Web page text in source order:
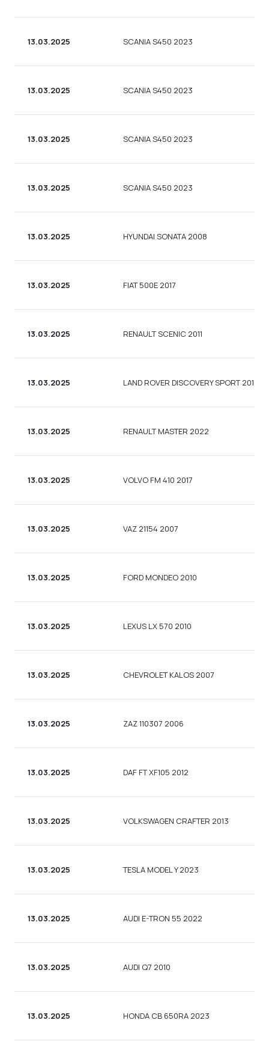
13.03.2025 SCANIA S450 2023
13.03.2025 SCANIA S450 2023
13.03.2025 SCANIA S450 2023
13.03.2025 SCANIA S450 2023
13.03.2025 HYUNDAI SONATA 2008
13.03.2025 FIAT 500E 2017
13.03.2025 RENAULT SCENIC 2011
13.03.2025 LAND ROVER DISCOVERY SPORT 2016
13.03.2025 RENAULT MASTER 2022
13.03.2025 VOLVO FM 410 2017
13.03.2025 VAZ 21154 2007
13.03.2025 FORD MONDEO 2010
13.03.2025 LEXUS LX 570 2010
13.03.2025 CHEVROLET KALOS 2007
13.03.2025 ZAZ 110307 2006
13.03.2025 DAF FT XF105 2012
13.03.2025 VOLKSWAGEN CRAFTER 2013
13.03.2025 TESLA MODEL Y 2023
13.03.2025 AUDI E-TRON 55 2022
13.03.2025 AUDI Q7 2010
13.03.2025 HONDA CB 650RA 2023